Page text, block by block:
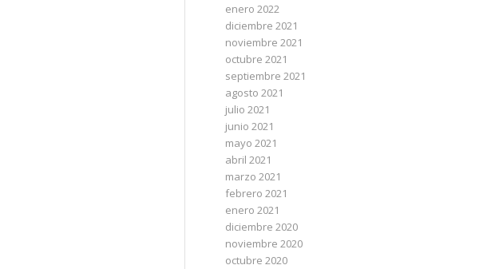
enero 2022
diciembre 2021
noviembre 2021
octubre 2021
septiembre 2021
agosto 2021
julio 2021
junio 2021
mayo 2021
abril 2021
marzo 2021
febrero 2021
enero 2021
diciembre 2020
noviembre 2020
octubre 2020